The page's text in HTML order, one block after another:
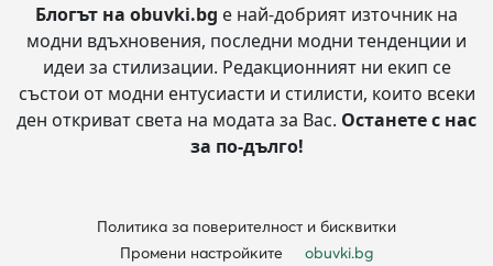
Блогът на obuvki.bg е най-добрият източник на
модни вдъхновения, последни модни тенденции и
идеи за стилизации. Редакционният ни екип се
състои от модни ентусиасти и стилисти, които всеки
ден откриват света на модата за Вас. Останете с нас
за по-дълго!
Политика за поверителност и бисквитки
Промени настройките
obuvki.bg